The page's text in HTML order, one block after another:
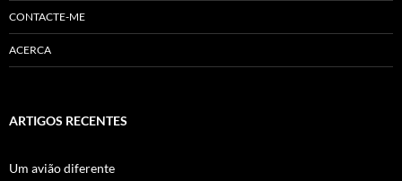
CONTACTE-ME
ACERCA
ARTIGOS RECENTES
Um avião diferente